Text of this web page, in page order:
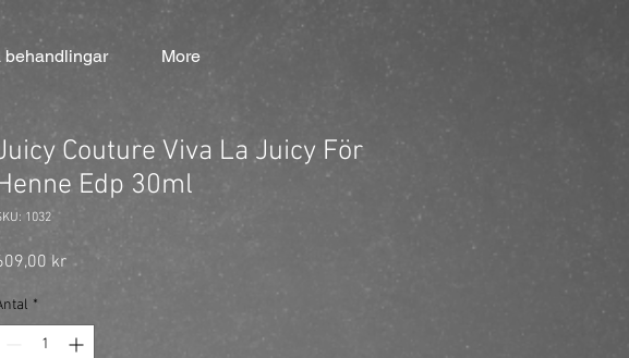
behandlingar More
Couture Viva La Juicy För
Edp 30ml
1032
krPris
*